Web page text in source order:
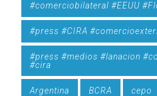
#comerciobilateral #EEUU
#press #CIRA
#press #medios #lanacion
#cira
Argentina BCRA cepo